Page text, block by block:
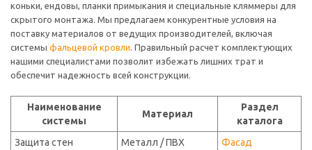
коньки, ендовы, планки примыкания и специальные кляммеры для
скрытого монтажа. Мы предлагаем конкурентные условия на
поставку материалов от ведущих производителей, включая
системы фальцевой кровли. Правильный расчет комплектующих
нашими специалистами позволит избежать лишних трат и
обеспечит надежность всей конструкции.
Наименование
системы
Материал
Раздел
каталога
Защита стен
Металл / ПВХ Фасад